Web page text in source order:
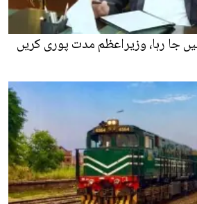
جا رہا، وزیراعظم مدت پوری کریں